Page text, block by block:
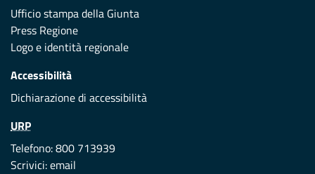
Ufficio stampa della Giunta
Press Regione
Logo e identità regionale
Accessibilità
Dichiarazione di accessibilità
URP
Telefono: 800 713939
Scrivici:email